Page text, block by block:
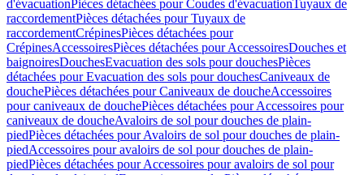
d'évacuationPièces détachées pour Coudes d'évacuationTuyaux de
raccordementPièces détachées pour Tuyaux de
raccordementCrépinesPièces détachées pour
CrépinesAccessoiresPièces détachées pour AccessoiresDouches et
baignoiresDouchesEvacuation des sols pour douchesPièces
détachées pour Evacuation des sols pour douchesCaniveaux de
douchePièces détachées pour Caniveaux de doucheAccessoires
pour caniveaux de douchePièces détachées pour Accessoires pour
caniveaux de doucheAvaloirs de sol pour douches de plain-
piedPièces détachées pour Avaloirs de sol pour douches de plain-
piedAccessoires pour avaloirs de sol pour douches de plain-
piedPièces détachées pour Accessoires pour avaloirs de sol pour